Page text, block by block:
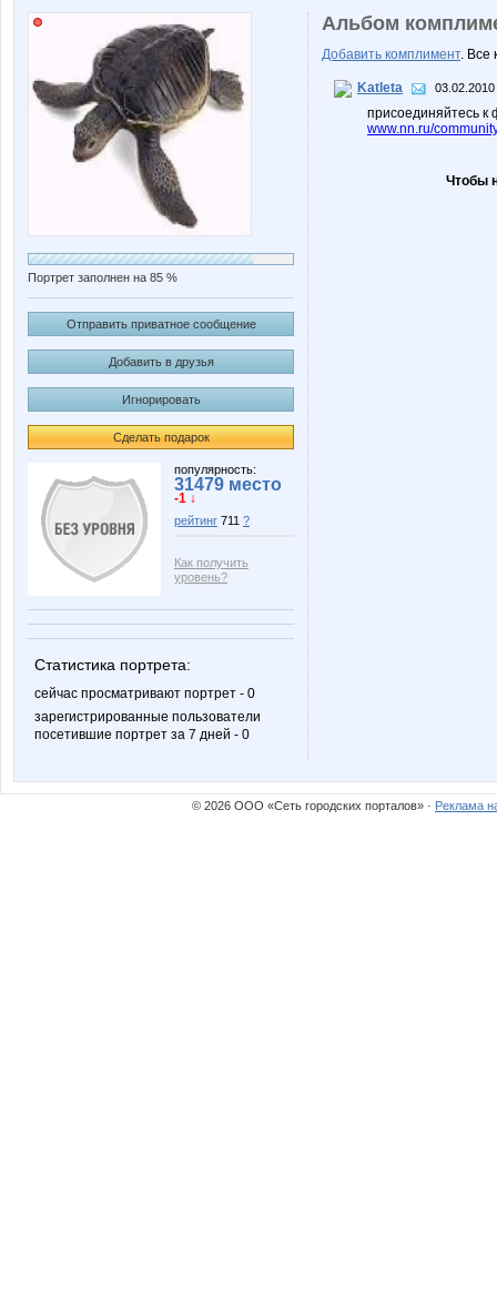
Портрет заполнен на 85 %
Отправить приватное сообщение
Добавить в друзья
Игнорировать
Сделать подарок
популярность:
31479 место
-1 ↓
рейтинг 711 ?
Как получить
уровень?
Статистика портрета:
сейчас просматривают портрет - 0
зарегистрированные пользователи
посетившие портрет за 7 дней - 0
Альбом
Добавить комплимент. Все
Katleta
присоединяйтесь к
www.nn.ru/
Чтобы
© 2026 ООО «Сеть городских порталов» · Реклама